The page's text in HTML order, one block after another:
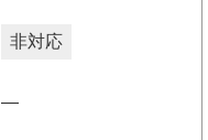
非対応
―